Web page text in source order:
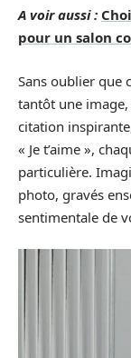
A voir aussi :
pour un salon
Sans oublier que
tantôt une
citation
« Je t’aime »,
particulière.
photo, gravés
sentimentale de